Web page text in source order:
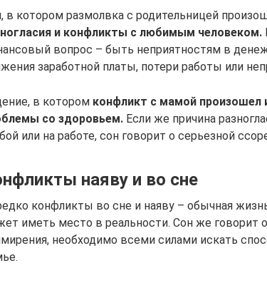
в котором размолвка с родительницей
и конфликты с любимым человеком.
вопрос – быть неприятностям в
заработной платы, потери работы или
в котором конфликт с мамой произошел
со здоровьем. Если же причина
или на работе, сон говорит о серьезной
наяву и во сне
конфликты во сне и наяву – обычная
иметь место в реальности. Сон же говорит
необходимо всеми силами искать